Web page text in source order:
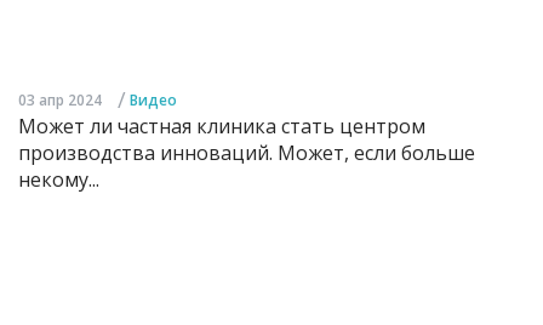
03 апр 2024 / Видео
Может ли частная клиника стать центром
производства инноваций. Может, если больше
некому...